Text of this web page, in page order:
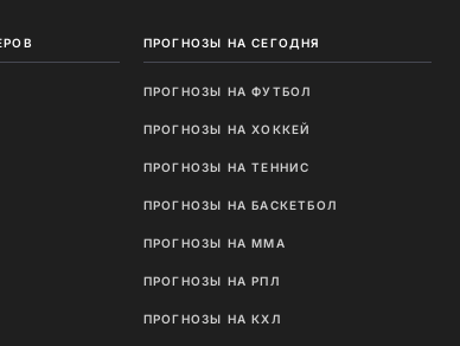
ПРОГНОЗЫ НА СЕГОДНЯ
ПРОГНОЗЫ НА ФУТБОЛ
ПРОГНОЗЫ НА ХОККЕЙ
ПРОГНОЗЫ НА ТЕННИС
ПРОГНОЗЫ НА БАСКЕТБОЛ
ПРОГНОЗЫ НА MMA
ПРОГНОЗЫ НА РПЛ
ПРОГНОЗЫ НА КХЛ